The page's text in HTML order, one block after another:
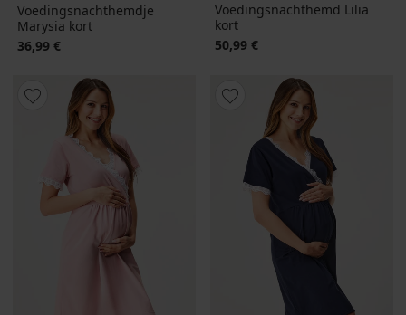
Voedingsnachthemdje
Marysia kort
36,99 €
Voedingsnachthemd Lilia
kort
50,99 €